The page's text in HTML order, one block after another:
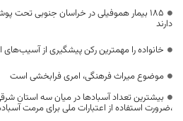
۱۸۵ بیمار هموفیلی در خراسان جنوبی
دارند
خانواده را مهمترین رکن پیشگیری از آسیب‌های
موضوع میراث فرهنگی، امری فرابخشی است
بیشترین تعداد آسبادها در میان سه استان
،ضرورت استفاده از اعتبارات ملی برای مرمت